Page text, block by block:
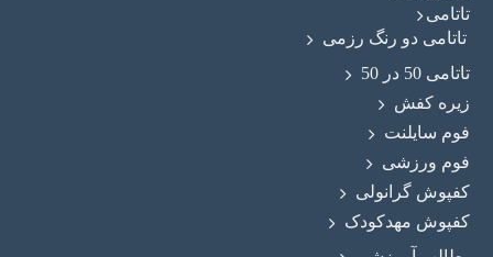
تاتامی
تاتامی دو رنگ رزمی
تاتامی 50 در 50
زیره کفش
فوم سایلنت
فوم ورزشی
کفپوش گرانولی
کفپوش مهدکودک